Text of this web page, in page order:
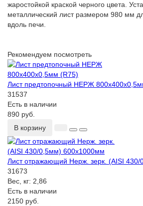
жаростойкой краской черного цвета.
металлический лист размером 980 мм
вдоль печи.
Рекомендуем посмотреть
Лист предтопочный НЕРЖ
31537
Есть в наличии
890 руб.
В корзину
Лист отражающий Нерж. зерк. (AISI
31673
Вес, кг: 2,86
Есть в наличии
2150 руб.